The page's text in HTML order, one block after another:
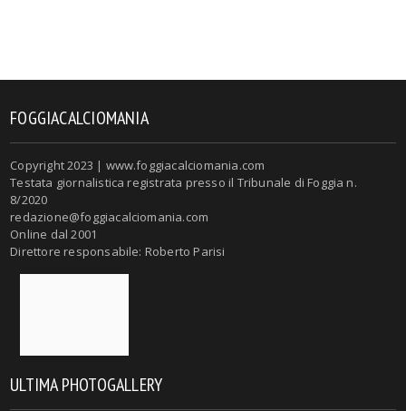
FOGGIACALCIOMANIA
Copyright 2023 | www.foggiacalciomania.com
Testata giornalistica registrata presso il Tribunale di Foggia n.
8/2020
redazione@foggiacalciomania.com
Online dal 2001
Direttore responsabile: Roberto Parisi
ULTIMA PHOTOGALLERY